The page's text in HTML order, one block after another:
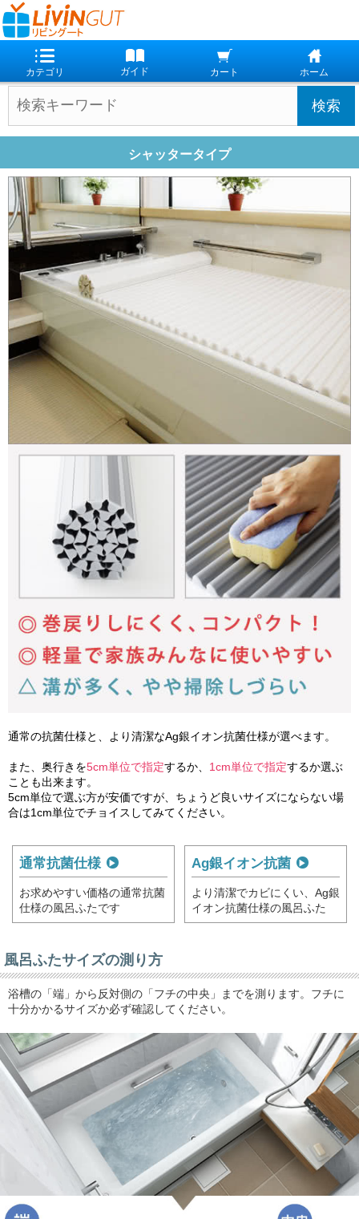
シャッタータイプ
通常の抗菌仕様と、より清潔なAg銀イオン抗菌仕様が選べます。
また、奥行きを5cm単位で指定するか、 1cm単位で指定するか選ぶ
ことも出来ます。
5cm単位で選ぶ方が安価ですが、ちょうど良いサイズにならない場
合は1cm単位でチョイスしてみてください。
通常抗菌仕様
お求めやすい価格の通常抗菌
仕様の風呂ふたです
Ag銀イオン抗菌
より清潔でカビにくい、Ag銀
イオン抗菌仕様の風呂ふた
風呂ふたサイズの測り方
浴槽の「端」から反対側の「フチの中央」までを測ります。フチに
十分かかるサイズか必ず確認してください。